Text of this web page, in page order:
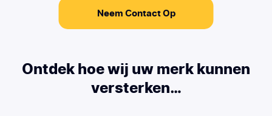
Neem Contact Op
Ontdek hoe wij uw merk kunnen
versterken…